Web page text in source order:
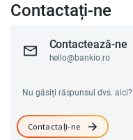
Contactați-ne
Contactează-ne
hello@bankio.ro
Nu găsiți răspunsul dvs.
Contactați-ne